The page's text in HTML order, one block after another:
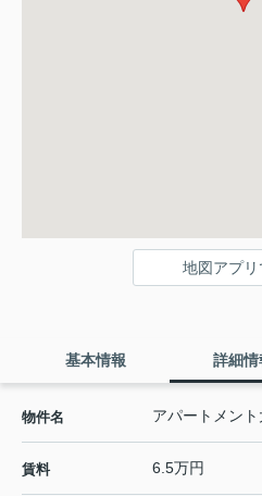
地図アプリ
基本情報 詳細情
物件名 アパートメント
賃料 6.5万円